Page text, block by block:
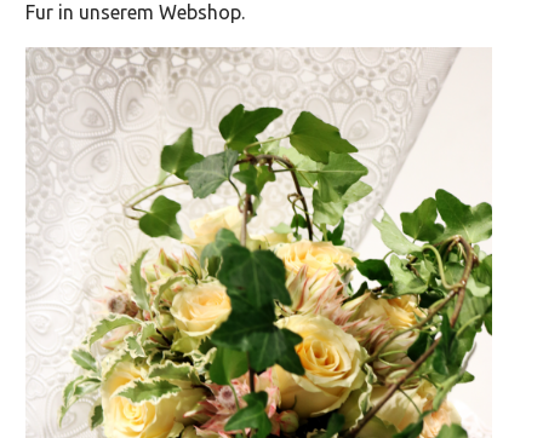
Fur in unserem Webshop.